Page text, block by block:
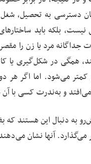
دسترسی به تحصیل،
بلکه باید
جداگانه مرد یا زن را
همگی در شکل‌گیری یا
می‌شود. اما اگر هر
و به‌ندرت کسی با آن
به دنبال این هستند
می‌گذارد. آنها نشان